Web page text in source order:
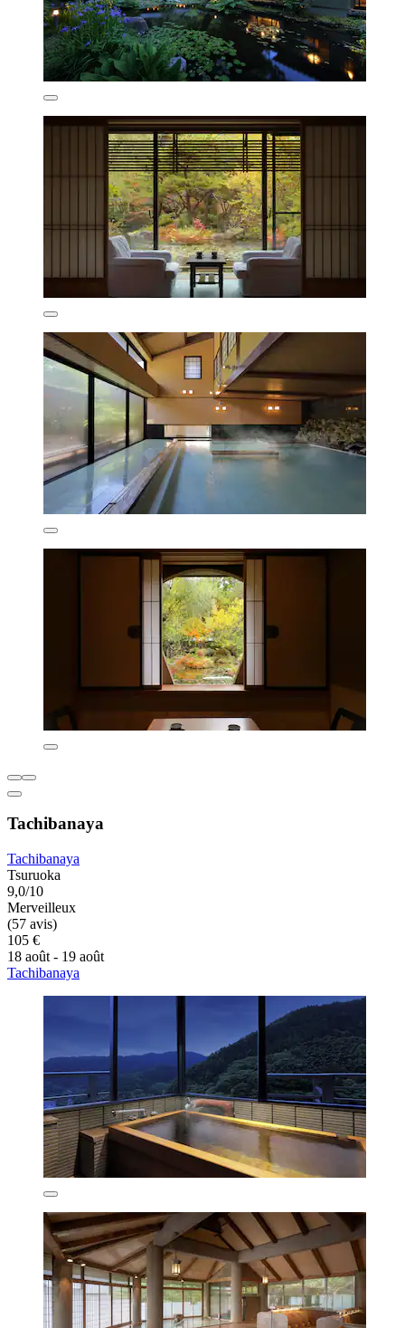
Tachibanaya
Tachibanaya
Tsuruoka
9,0/10
Merveilleux
(57 avis)
105 €
18 août - 19 août
Tachibanaya